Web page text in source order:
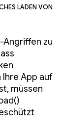
Laden von
Angriffen zu
Ihre App auf
müssen